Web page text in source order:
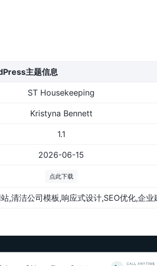
主题信息
ST Housekeeping
Kristyna Bennett
1.1
2026-06-15
点此下载
,清洁公司模板,响应式设计,SEO优化,企业